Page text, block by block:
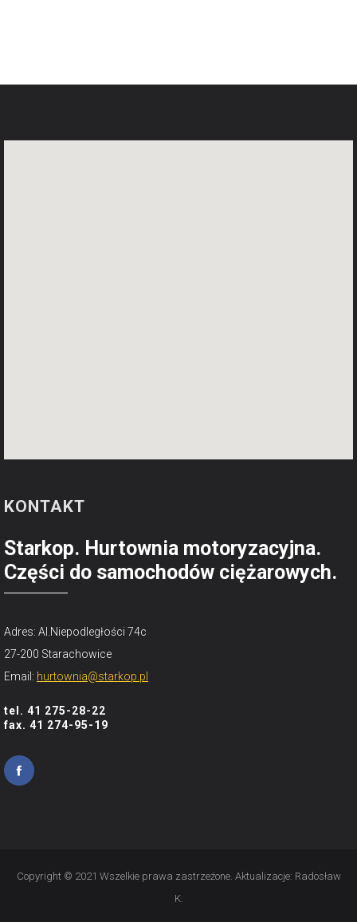
KONTAKT
Starkop. Hurtownia motoryzacyjna.
Części do samochodów ciężarowych.
Adres: Al.Niepodległości 74c
27-200 Starachowice
Email: hurtownia@starkop.pl
tel. 41 275-28-22
fax. 41 274-95-19
Copyright © 2021 Wszelkie prawa zastrzeżone. Aktualizacje: Radosław
K.